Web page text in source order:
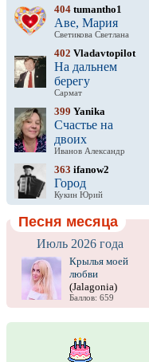
404 tumantho1
Аве, Мария
Светикова Светлана
402 Vladavtopilot
На дальнем
берегу
Сармат
399 Yanika
Счастье на
двоих
Иванов Александр
363 ifanow2
Город
Кукин Юрий
Песня месяца
Июль 2026 года
Крылья моей
любви
(Jalagonia)
Баллов: 659